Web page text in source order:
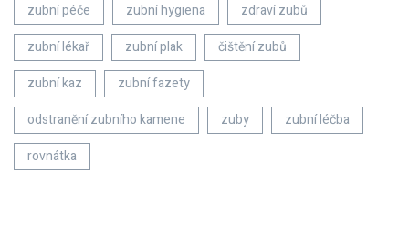
zubní péče
zubní hygiena
zdraví zubů
zubní lékař
zubní plak
čištění zubů
zubní kaz
zubní fazety
odstranění zubního kamene
zuby
zubní léčba
rovnátka